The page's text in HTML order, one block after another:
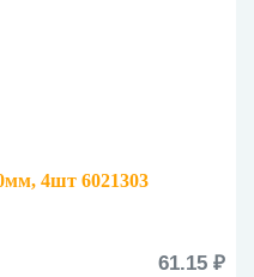
4шт 6021303
61.15 ₽